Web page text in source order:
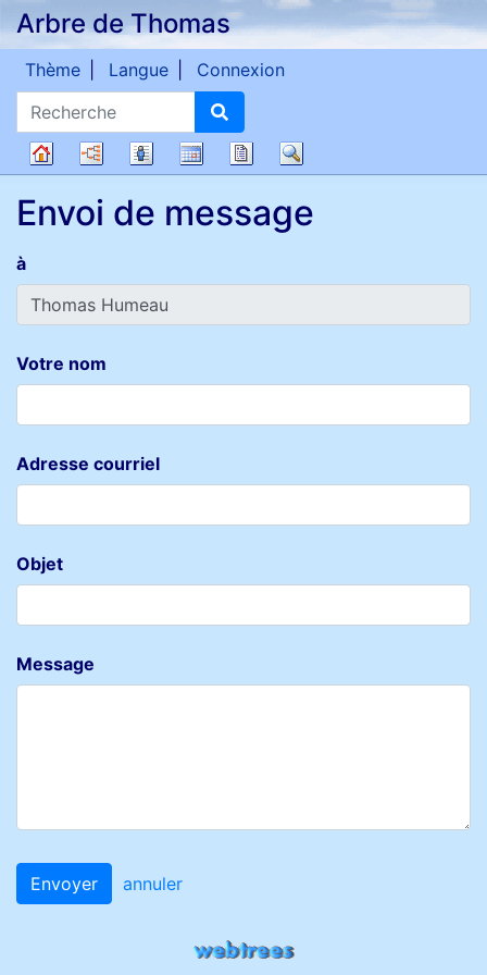
Passer au contenu
Arbre de Thomas
Recherche
Thème Langue Connexion
généalogique
Diagrammes
Listes CalendrierRapports
Envoi de message
à
Votre nom
Adresse courriel
Objet
Message
Envoyer annuler